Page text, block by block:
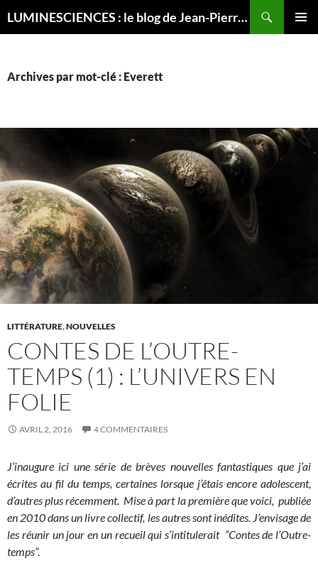
LUMINESCIENCES : le blog de Jean-Pierre LUMINET, astrophysicien
Archives par mot-clé : Everett
LITTÉRATURE,NOUVELLES
CONTES DE L’OUTRE-
TEMPS (1) : L’UNIVERS EN
FOLIE
AVRIL 2, 2016 4 COMMENTAIRES
J’inaugure ici une série de brèves nouvelles fantastiques que j’ai
écrites au fil du temps, certaines lorsque j’étais encore adolescent,
d’autres plus récemment. Mise à part la première que voici, publiée
en 2010 dans un livre collectif, les autres sont inédites. J’envisage de
les réunir un jour en un recueil qui s’intitulerait “Contes de l’Outre-
temps”.